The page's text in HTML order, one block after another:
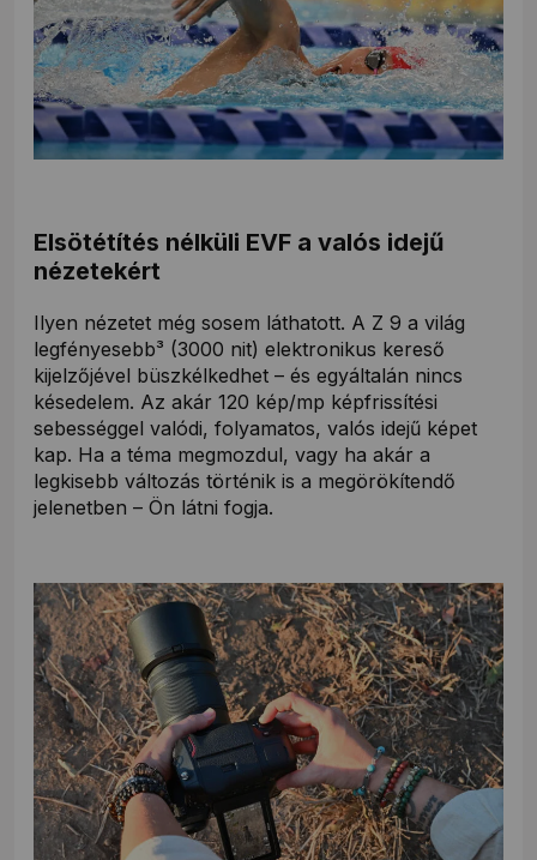
Elsötétítés nélküli EVF a valós idejű
nézetekért
Ilyen nézetet még sosem láthatott. A Z 9 a világ
legfényesebb³ (3000 nit) elektronikus kereső
kijelzőjével büszkélkedhet – és egyáltalán nincs
késedelem. Az akár 120 kép/mp képfrissítési
sebességgel valódi, folyamatos, valós idejű képet
kap. Ha a téma megmozdul, vagy ha akár a
legkisebb változás történik is a megörökítendő
jelenetben – Ön látni fogja.